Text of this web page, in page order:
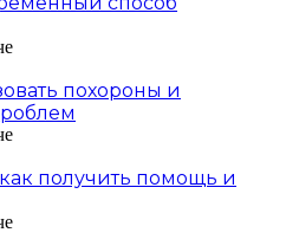
похороны и
получить помощь и